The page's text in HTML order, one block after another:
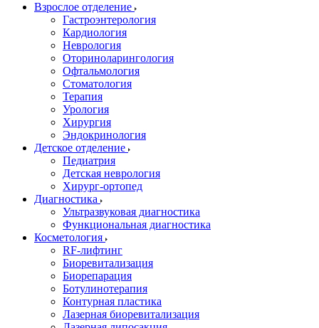
Взрослое отделение
Гастроэнтерология
Кардиология
Неврология
Оториноларингология
Офтальмология
Стоматология
Терапия
Урология
Хирургия
Эндокринология
Детское отделение
Педиатрия
Детская неврология
Хирург-ортопед
Диагностика
Ультразвуковая диагностика
Функциональная диагностика
Косметология
RF-лифтинг
Биоревитализация
Биорепарация
Ботулинотерапия
Контурная пластика
Лазерная биоревитализация